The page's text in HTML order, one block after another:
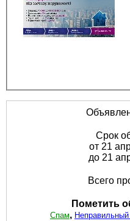
Срок
от 21
до 21
Всего
Пометить
Спам,